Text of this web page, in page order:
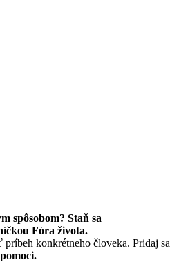
spôsobom? Staň sa
Fóra života.
konkrétneho človeka. Pridaj sa